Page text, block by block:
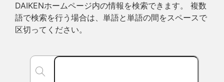
DAIKENホームページ内の情報を検索できます。 複数
語で検索を行う場合は、単語と単語の間をスペースで
区切ってください。